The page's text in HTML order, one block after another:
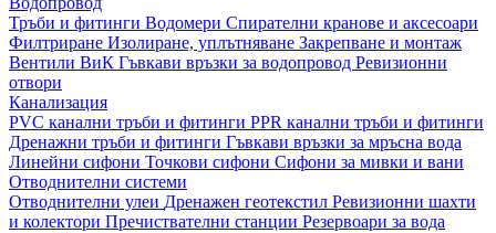
Тръби и фитинги Водомери Спирателни кранове и аксесоари
Филтриране Изолиране, уплътняване Закрепване и монтаж
Вентили ВиК Гъвкави връзки за водопровод Ревизионни
отвори
Канализация
PVC канални тръби и фитинги PPR канални тръби и фитинги
Дренажни тръби и фитинги Гъвкави връзки за мръсна вода
Линейни сифони Точкови сифони Сифони за мивки и вани
Отводнителни системи
Отводнителни улеи Дренажен геотекстил Ревизионни шахти
и колектори Пречиствателни станции Резервоари за вода